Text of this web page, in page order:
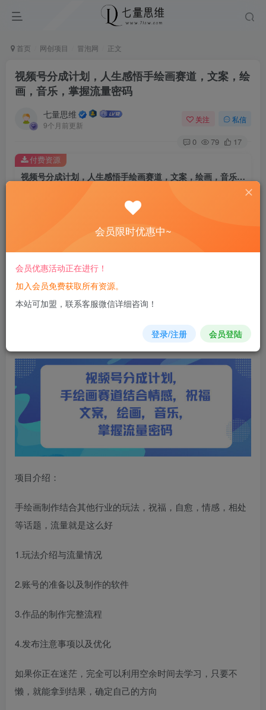
首页 网创项目 冒泡网 正文
视频号分成计划，人生感悟手绘画赛道，文案，绘
画，音乐，掌握流量密码
七量思维
9个月前更新
关注 私信
0 79 17
视频号分成计划，人生感悟手绘画赛道，文案，绘画，音乐，掌握流量密码
8.8
免费
您当前未登录！建议登陆后购买，可保存购买订单
付费资源
项目介绍：
手绘画制作结合其他行业的玩法，祝福，自愈，情感，相处
等话题，流量就是这么好
1.玩法介绍与流量情况
2.账号的准备以及制作的软件
3.作品的制作完整流程
4.发布注意事项以及优化
如果你正在迷茫，完全可以利用空余时间去学习，只要不
懒，就能拿到结果，确定自己的方向
会员限时优惠中~
会员优惠活动正在进行！
加入会员免费获取所有资源。
本站可加盟，联系客服微信详细咨询！
登录/注册 会员登陆